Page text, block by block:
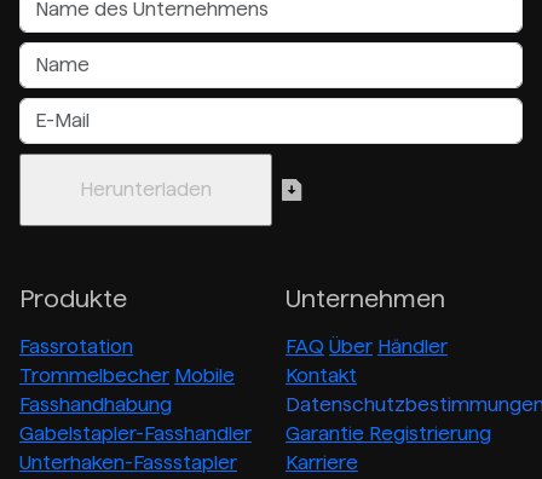
Produkte
Fassrotation
Trommelbecher Mobile
Fasshandhabung
Gabelstapler-Fasshandler
Unterhaken-Fassstapler
Unternehmen
FAQ Über Händler
Kontakt
Garantie Registrierung
Karriere